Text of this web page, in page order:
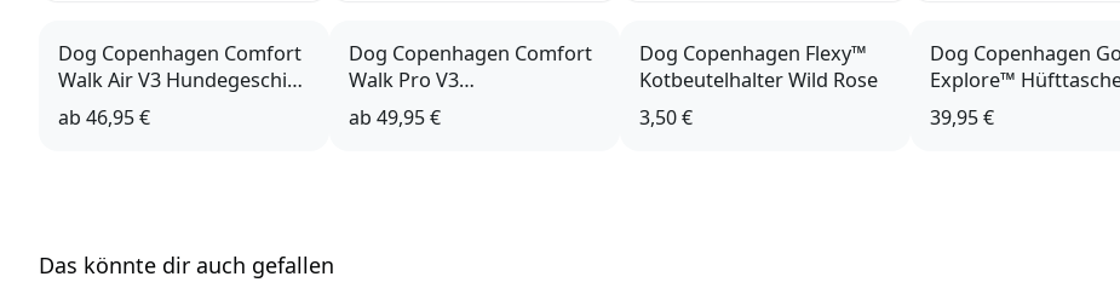
Dog Copenhagen Comfort
Walk Air V3 Hundegeschirr
Wild Rose
ab 46,95 €
Dog Copenhagen Comfort
Walk Pro V3
Hundegeschirr Wild Rose
ab 49,95 €
Dog Copenhagen Flexy™
Kotbeutelhalter Wild Rose
3,50 €
Dog Copenhagen Go
Explore™
Rose
39,95 €
Das könnte dir auch gefallen